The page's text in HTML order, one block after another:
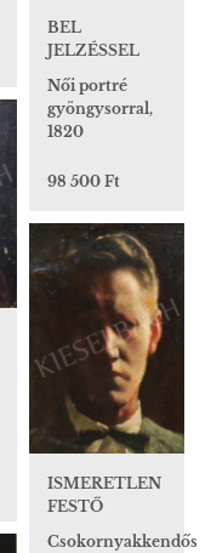
BEL
JELZÉSSEL
Női portré
gyöngysorral,
1820
98 500 Ft
ISMERETLEN
FESTŐ
Csokornyakkendős